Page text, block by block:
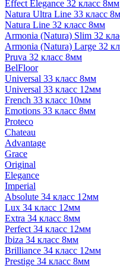
Effect Elegance 32 класс 8мм
Natura Ultra Line 33 класс
Natura Line 32 класс 8мм
Armonia (Natura) Slim 32
Armonia (Natura) Large 32
Pruva 32 класс 8мм
BelFloor
Universal 33 класс 8мм
Universal 33 класс 12мм
French 33 класс 10мм
Emotions 33 класс 8мм
Proteco
Chateau
Advantage
Grace
Original
Elegance
Imperial
Absolute 34 класс 12мм
Lux 34 класс 12мм
Extra 34 класс 8мм
Perfect 34 класс 12мм
Ibiza 34 класс 8мм
Brilliance 34 класс 12мм
Prestige 34 класс 8мм